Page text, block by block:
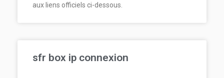
aux liens officiels ci-dessous.
sfr box ip connexion